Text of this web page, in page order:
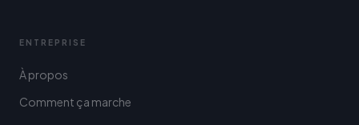
ENTREPRISE
À propos
Comment ça marche